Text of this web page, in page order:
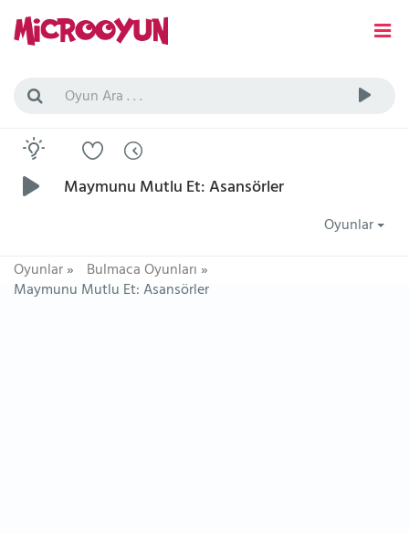
Maymunu Mutlu Et: Asansörler
Oyunlar
Oyunlar» Bulmaca Oyunları»
Maymunu Mutlu Et: Asansörler